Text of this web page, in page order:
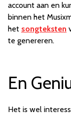
account aan en
binnen het
het songteksten
te genereren.
En
Het is wel